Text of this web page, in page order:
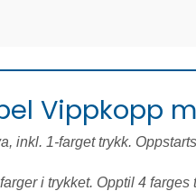
Vippkopp
inkl. 1-farget trykk.
i trykket. Opptil 4 farges